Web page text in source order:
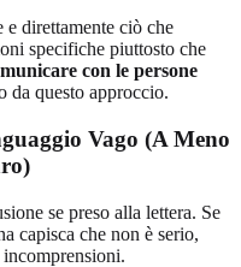
direttamente ciò che
specifiche piuttosto che
con le persone
da questo approccio.
Vago (A Meno
se preso alla lettera. Se
capisca che non è serio,
incomprensioni.